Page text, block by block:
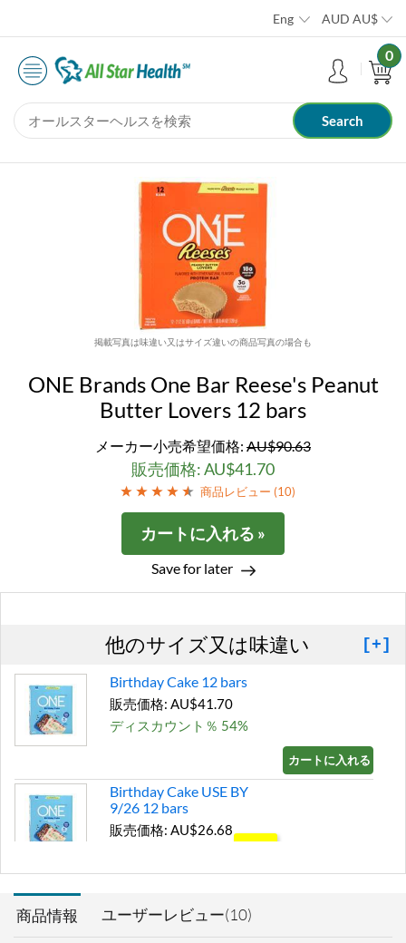
Eng AUD AU$
0
掲載写真は味違い又はサイズ違いの商品写真の場合も
ONE Brands One Bar Reese's Peanut
Butter Lovers 12 bars
メーカー小売希望価格: AU$90.63
販売価格: AU$41.70
商品レビュー (10)
カートに入れる »
Save for later
他のサイズ又は味違い [+]
Birthday Cake 12 bars
販売価格: AU$41.70
ディスカウント％ 54%
カートに入れる »
Birthday Cake USE BY
9/26 12 bars
販売価格: AU$26.68
SALE!
ディスカウント％ 71%
商品情報 ユーザーレビュー(10)